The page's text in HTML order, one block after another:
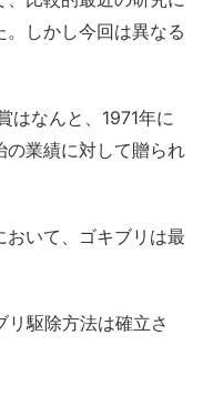
しかし今回は異なる
はなんと、1971年に
の業績に対して贈られ
いて、ゴキブリは最
リ駆除方法は確立さ